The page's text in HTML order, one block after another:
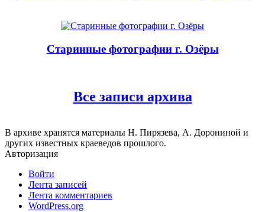
Старинные фотографии г. Озёры
Все записи архива
В архиве хранятся материалы Н. Пирязева, А. Дорониной и
других известных краеведов прошлого.
Авторизация
Войти
Лента записей
Лента комментариев
WordPress.org